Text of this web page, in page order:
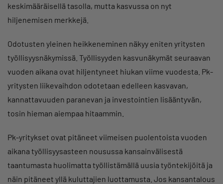
keskimääräisellä tasolla, mutta kasvussa on nyt
hiljenemisen merkkejä.
Odotusten yleinen heikkeneminen näkyy eniten yritysten
työllisyysnäkymissä. Työllisyyden kasvunäkymät seuraavan
vuoden aikana ovat hiljentyneet hiukan viime vuodesta. Pk-
yritysten liikevaihdon odotetaan edelleen kasvavan,
kannattavuuden paranevan ja investointien lisääntyvän,
tosin hieman aiempaa hitaammin.
Pk-yritykset ovat pitäneet viimeisen puolentoista vuoden
aikana työllisyysasteen nousussa kansainvälisestä
taantumasta huolimatta työllistämällä uusia työntekijöitä ja
näin pitäneet yllä kuluttajien luottamusta. Jos kansantalous